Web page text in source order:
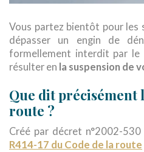
Vous partez bientôt pour les
dépasser un engin de
formellement interdit par
résulter en la suspension de
Que dit précisément
route ?
Créé par décret n°2002-
R414-17 du Code de la route